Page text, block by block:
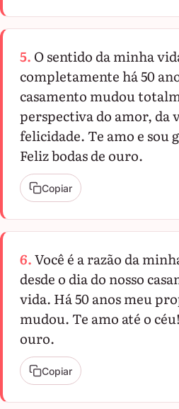
5. O sentido da minha
completamente há 50
casamento mudou
perspectiva do amor, da
felicidade. Te amo e sou
Feliz bodas de ouro.
Copiar
6.Você é a razão da
desde o dia do nosso
vida. Há 50 anos meu
mudou. Te amo até o
ouro.
Copiar